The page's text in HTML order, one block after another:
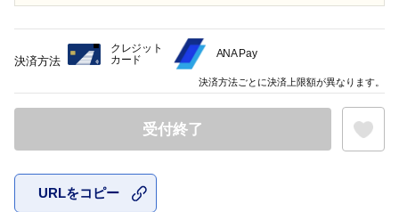
受付終了
URLをコピー
決済方法
クレジット
カード
ANA Pay
決済方法ごとに決済上限額が異なります。